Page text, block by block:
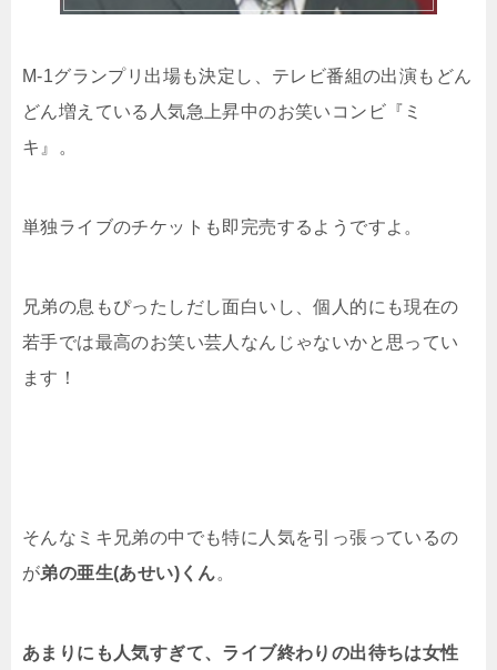
M-1グランプリ出場も決定し、テレビ番組の出演もどん
どん増えている人気急上昇中のお笑いコンビ『ミ
キ』。
単独ライブのチケットも即完売するようですよ。
兄弟の息もぴったしだし面白いし、個人的にも現在の
若手では最高のお笑い芸人なんじゃないかと思ってい
ます！
そんなミキ兄弟の中でも特に人気を引っ張っているの
が弟の亜生(あせい)くん。
あまりにも人気すぎて、ライブ終わりの出待ちは女性